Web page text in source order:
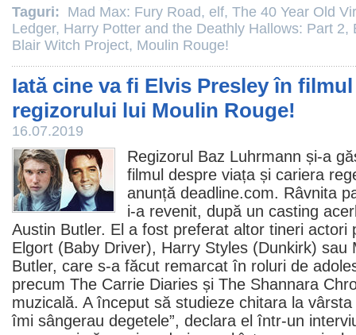
Taguri: Mad Max: Fury Road, elf, The 40 Year Old
Ledger, Harry Potter and the Deathly Hallows: Part 2,
Blair Witch Project, Moulin Rouge!
Iată cine va fi Elvis Presley în
regizorului lui Moulin Rouge!
16.07.2019
Regizorul Baz Luhrmann și-a
filmul despre viața și cariera
anunță deadline.com. Râvnita
i-a revenit, după un casting
Austin Butler. El a fost preferat altor tineri actori
Elgort (Baby Driver), Harry Styles (Dunkirk) sau
Butler, care s-a făcut remarcat în roluri de
precum The Carrie Diaries și The Shannara
muzicală. A început să studieze chitara la
îmi sângerau degetele”, declara el într-un